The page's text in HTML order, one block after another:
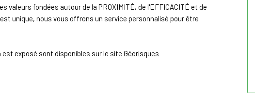
valeurs fondées autour de la PROXIMITÉ, de l'EFFICACITÉ et de
unique, nous vous offrons un service personnalisé pour être
exposé sont disponibles sur le site Géorisques